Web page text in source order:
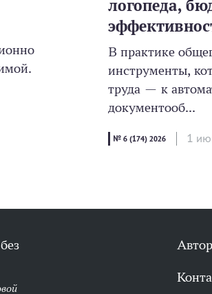
логопеда,
В практике
инструменты,
труда — к
документооб...
№ 6 (174) 2026 1